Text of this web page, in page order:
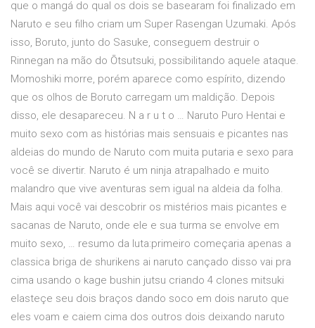
que o mangá do qual os dois se basearam foi finalizado em
Naruto e seu filho criam um Super Rasengan Uzumaki. Após
isso, Boruto, junto do Sasuke, conseguem destruir o
Rinnegan na mão do Ōtsutsuki, possibilitando aquele ataque.
Momoshiki morre, porém aparece como espírito, dizendo
que os olhos de Boruto carregam um maldição. Depois
disso, ele desapareceu. N a r u t o … Naruto Puro Hentai e
muito sexo com as histórias mais sensuais e picantes nas
aldeias do mundo de Naruto com muita putaria e sexo para
você se divertir. Naruto é um ninja atrapalhado e muito
malandro que vive aventuras sem igual na aldeia da folha.
Mais aqui você vai descobrir os mistérios mais picantes e
sacanas de Naruto, onde ele e sua turma se envolve em
muito sexo, … resumo da luta:primeiro começaria apenas a
classica briga de shurikens ai naruto cançado disso vai pra
cima usando o kage bushin jutsu criando 4 clones mitsuki
elasteçe seu dois braços dando soco em dois naruto que
eles voam e caiem cima dos outros dois deixando naruto